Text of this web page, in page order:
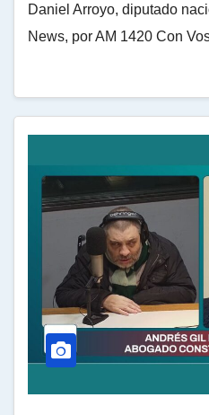
Daniel Arroyo, diputado
News, por AM 1420 Con